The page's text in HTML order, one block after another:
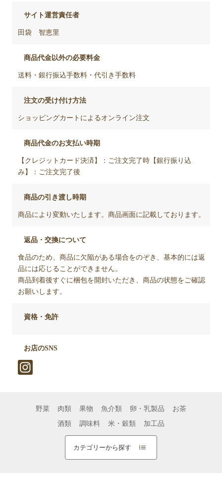
サイト運営責任者
田袋 智恵里
商品代金以外の必要料金
送料・銀行振込手数料・代引き手数料
注文の受け付け方法
ショッピングカートによるオンライン注文
商品代金のお支払い時期
【クレジットカード決済】：ご注文完了時【銀行振り込
み】：ご注文完了後
商品の引き渡し時期
商品により変動いたします。商品画面に記載しております。
返品・交換について
食品のため、商品に欠陥がある場合をのぞき、基本的には返
品には応じることができません。
商品到着後すぐに梱包を開封いただき、商品の状態をご確認
お願いします。
資格・免許
お店のSNS
野菜 肉類 果物 魚介類 卵・乳製品
お茶
酒類
調味料 米・穀類 加工品
カテゴリーから探す